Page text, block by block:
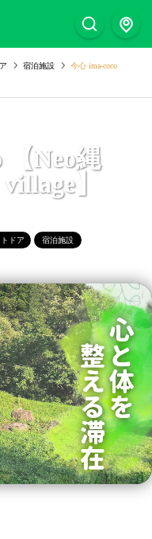
宿泊施設
今心 ima-coco
【Neo縄
】
ドア 宿泊施設